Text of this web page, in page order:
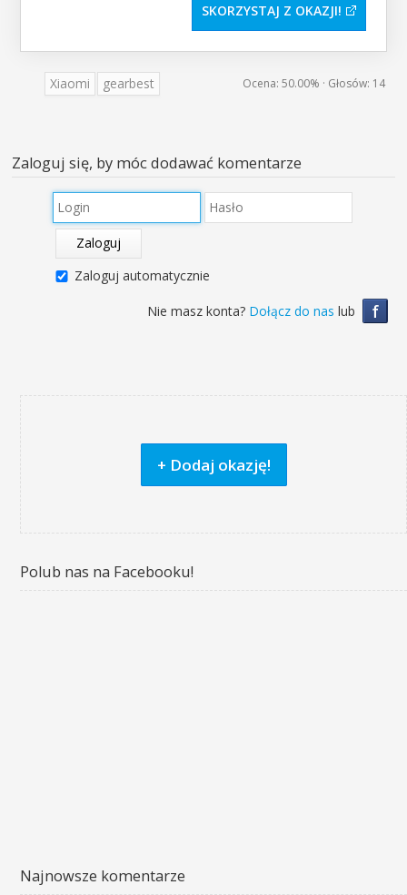
SKORZYSTAJ Z OKAZJI
Xiaomi gearbest Ocena: 50.00% · Głosów: 14
Zaloguj się, by móc dodawać komentarze
Zaloguj
Zaloguj automatycznie
f
Nie masz konta? Dołącz do nas lub
+ Dodaj okazję!
Polub nas na Facebooku!
Najnowsze komentarze